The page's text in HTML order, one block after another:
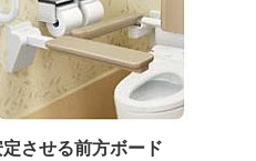
させる前方ボード